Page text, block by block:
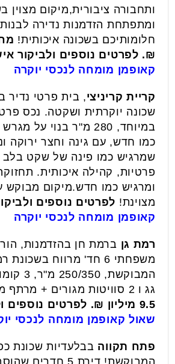
ותחבורה ציבורית,מיקום מצוין
ומתפתחת הזדמנות נדירה
חלומותיכם בשכונה איכותית!
₪. לפרטים נוספים ולביקור
קאופמן מומחה לנכסי יוקרה
קריית קריניצי, בית פרטי נדיר
כמו חדש, עם גינה וחצר ירוקה
שמרגיש כמו פינה של שקט
פרטיות, קהילה איכותית.
ומרגיש כמו חדש.מיקום מבוקש
מצוינת! לפרטים נוספים
קאופמן מומחה לנכסי יוקרה
רמת גן ברמת חן בהזדמנות,
משפחתי 6 חד' מרווח
גג ו 2 סוויטות מגורים + מרתף מרווח
9.5 מיליון ₪. לפרטים נוספים ולביקור אישי:
שאול קאופמן מומחה לנכסי
פתח תקווה בבלעדיות שכונת